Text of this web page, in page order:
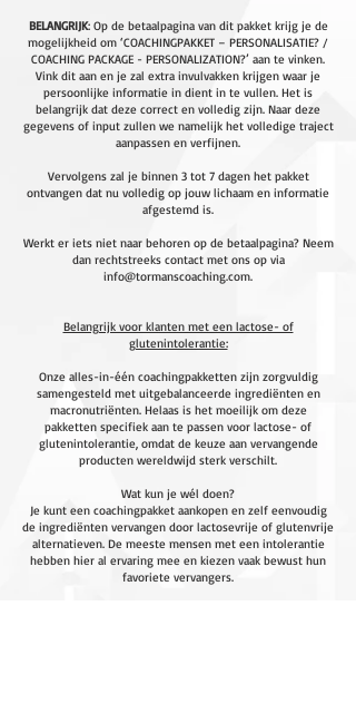
BELANGRIJK: Op de betaalpagina van dit pakket krijg je de
mogelijkheid om ‘COACHINGPAKKET – PERSONALISATIE? /
COACHING PACKAGE - PERSONALIZATION?’ aan te vinken.
Vink dit aan en je zal extra invulvakken krijgen waar je
persoonlijke informatie in dient in te vullen. Het is
belangrijk dat deze correct en volledig zijn. Naar deze
gegevens of input zullen we namelijk het volledige traject
aanpassen en verfijnen.
Vervolgens zal je binnen 3 tot 7 dagen het pakket
ontvangen dat nu volledig op jouw lichaam en informatie
afgestemd is.
Werkt er iets niet naar behoren op de betaalpagina? Neem
dan rechtstreeks contact met ons op via
info@tormanscoaching.com.
Belangrijk voor klanten met een lactose- of
glutenintolerantie:
Onze alles-in-één coachingpakketten zijn zorgvuldig
samengesteld met uitgebalanceerde ingrediënten en
macronutriënten. Helaas is het moeilijk om deze
pakketten specifiek aan te passen voor lactose- of
glutenintolerantie, omdat de keuze aan vervangende
producten wereldwijd sterk verschilt.
Wat kun je wél doen?
Je kunt een coachingpakket aankopen en zelf eenvoudig
de ingrediënten vervangen door lactosevrije of glutenvrije
alternatieven. De meeste mensen met een intolerantie
hebben hier al ervaring mee en kiezen vaak bewust hun
favoriete vervangers.